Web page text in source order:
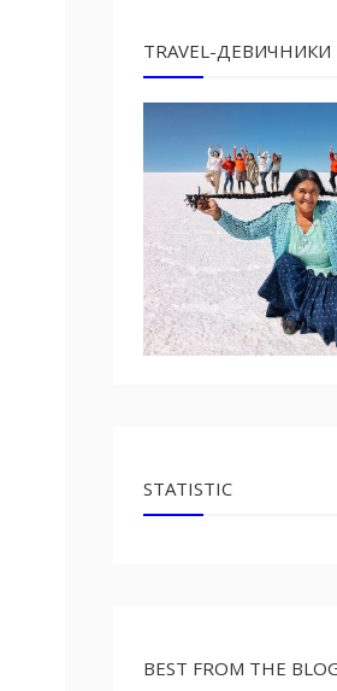
TRAVEL-ДЕВИЧНИКИ
STATISTIC
BEST FROM THE